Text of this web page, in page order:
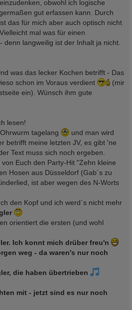
obwohl ich logische
gut erfassen kann. Durch
das für mich aber auch optisch nicht
mal was für einen
denn langweilig ist der Inhalt ja nicht.
was das lecker Kochen betrifft - Das
schon im Voraus verdient
(mir
ein). Wünsch ihm gute
lesen!
tagelang
und man wird
betrifft meine letzten JV, es gibt 'ne
Text muss sich noch ergeben.
Euch den Party-Hit "Zehn kleine
Hosen aus Düsseldorf (Gab´s zu
ist aber wegen des N-Worts
den Kopf und ich werd`s nicht mehr
orientiert die ersten (und wohl
Ich konnt mich drüber freu'n
weg - da waren's nur noch
die haben übertrieben
mit - jetzt sind es nur noch